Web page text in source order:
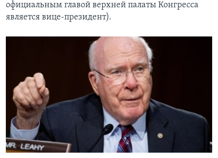
официальным главой верхней палаты Конгресса
является вице-президент).